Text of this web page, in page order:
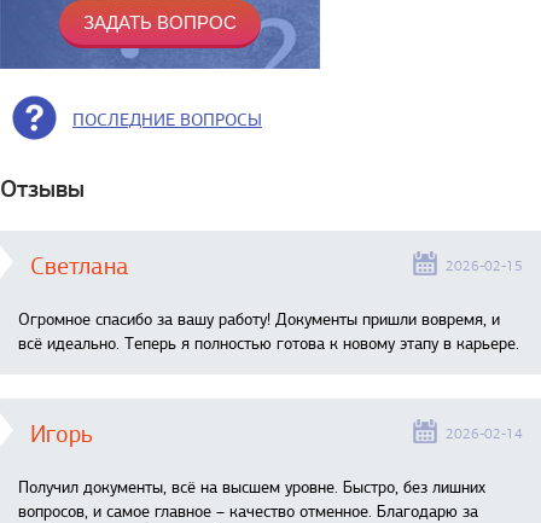
ПОСЛЕДНИЕ ВОПРОСЫ
Отзывы
Светлана 2026-02-15
Огромное спасибо за вашу работу! Документы пришли вовремя, и
всё идеально. Теперь я полностью готова к новому этапу в карьере.
Игорь 2026-02-14
Получил документы, всё на высшем уровне. Быстро, без лишних
вопросов, и самое главное – качество отменное. Благодарю за